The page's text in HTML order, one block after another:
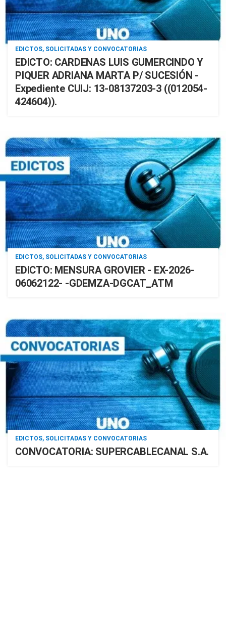
EDICTOS, SOLICITADAS Y CONVOCATORIAS
EDICTO: CARDENAS LUIS GUMERCINDO Y
PIQUER ADRIANA MARTA P/ SUCESIÓN -
Expediente CUIJ: 13-08137203-3 ((012054-
424604)).
EDICTOS, SOLICITADAS Y CONVOCATORIAS
EDICTO: MENSURA GROVIER - EX-2026-
06062122- -GDEMZA-DGCAT_ATM
EDICTOS, SOLICITADAS Y CONVOCATORIAS
CONVOCATORIA: SUPERCABLECANAL S.A.